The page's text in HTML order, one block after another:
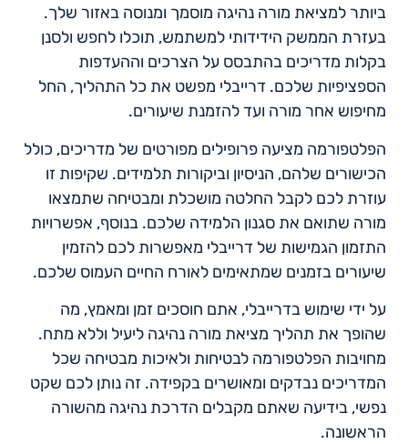
ביותר למציאת מורה נהיגה מוסמך ומנוסה באזור שלך.
בעזרת הממשק הידידותי למשתמש, תוכלו לחפש ולסנן
בקלות מדריכים בהתבסס על הצרכים וההעדפות
הספציפיות שלכם. דרייבלי מפשט את כל התהליך, החל
מחיפוש אחר מורה ועד להזמנת שיעורים.
הפלטפורמה מציעה פרופילים מפורטים של מדריכים, כולל
הכישורים שלהם, הניסיון וביקורות תלמידים. שקיפות זו
עוזרת לכם לקבל החלטה מושכלת ומבטיחה שתמצאו
מורה שתואם את סגנון הלמידה שלכם. בנוסף, אפשרויות
התזמון הגמישות של דרייבלי מאפשרות לכם להזמין
שיעורים בזמנים שמתאימים לאורח החיים העמוס שלכם.
על ידי שימוש בדרייבלי, אתם חוסכים זמן ומאמץ, מה
שהופך את תהליך מציאת מורה נהיגה ליעיל וללא מתח.
מחויבות הפלטפורמה לבטיחות ולאיכות מבטיחה שכל
המדריכים נבדקים ומאושרים בקפידה. זה נותן לכם שקט
נפשי, בידיעה שאתם מקבלים הדרכת נהיגה מהשורה
הראשונה.